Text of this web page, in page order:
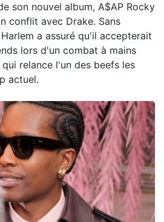
son nouvel album, A$AP Rocky
conflit avec Drake. Sans
a assuré qu'il accepterait
lors d'un combat à mains
relance l'un des beefs les
actuel.